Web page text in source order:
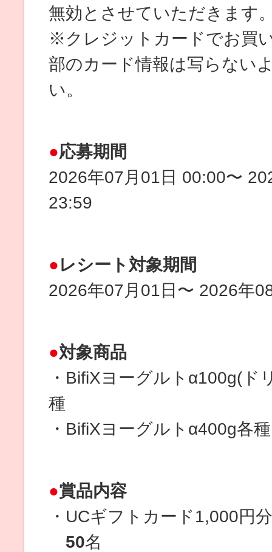
無効とさせていただきます
※クレジットカードでお買
部のカード情報は写らない
い。
応募期間
2026年07月01日 00:00〜
23:59
レシート対象期間
2026年07月01日〜 2026年
対象商品
・BifiXヨーグルトα100g(ド
種
・BifiXヨーグルトα400g各種
賞品内容
・UCギフトカード1,000円分
50名